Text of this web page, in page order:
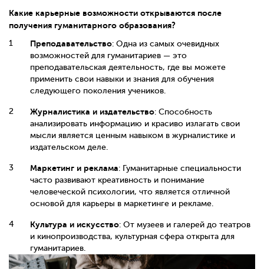
Какие карьерные возможности открываются после
получения гуманитарного образования?
Преподавательство: Одна из самых очевидных
возможностей для гуманитариев — это
преподавательская деятельность, где вы можете
применить свои навыки и знания для обучения
следующего поколения учеников.
Журналистика и издательство: Способность
анализировать информацию и красиво излагать свои
мысли является ценным навыком в журналистике и
издательском деле.
Маркетинг и реклама: Гуманитарные специальности
часто развивают креативность и понимание
человеческой психологии, что является отличной
основой для карьеры в маркетинге и рекламе.
Культура и искусство: От музеев и галерей до театров
и кинопроизводства, культурная сфера открыта для
гуманитариев.